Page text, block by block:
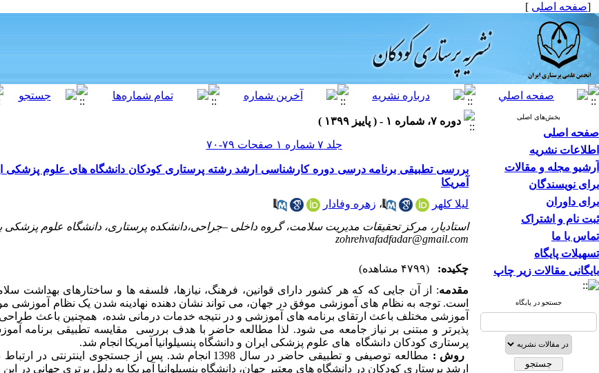
[صفحه اصلی ]
بخش‌های اصلی
صفحه اصلی
اطلاعات نشریه
آرشیو مجله و مقالات
برای نویسندگان
برای داوران
ثبت نام و اشتراک
تماس با ما
تسهیلات پایگاه
بایگانی مقالات زیر چاپ
جستجو در پایگاه
دوره ۷، شماره ۱ - ( پاییز ۱۳۹۹ )
جلد ۷ شماره ۱ صفحات ۷۹-۷۰
بررسی تطبیقی برنامه درسی دوره کارشناسی ارشد رشته پرستاری کودکان دانشگاه های علوم پزشکی
آمریکا
لیلا کلهر
، زهره وفادار
استادیار، مرکز تحقیقات مدیریت سلامت، گروه داخلی –جراحی،دانشکده پرستاری، دانشگاه علوم پزشکی
zohrehvafadfadar@gmail.com
چکیده:
(۴۷۹۹ مشاهده)
مقدمه: از آن جایی که که هر کشور دارای قوانین، فرهنگ، نیازها، فلسفه ها و ساختارهای بهداشت
است. توجه به نظام های آموزشی موفق در جهان، می تواند نشان دهنده نهادینه شدن یک نظام آموزشی
آموزشی مختلف باعث ارتقای برنامه های آموزشی و در نتیجه خدمات درمانی شده، همچنین باعث
پذیرتر و مبتنی بر نیاز جامعه می شود. لذا مطالعه حاضر با هدف بررسی مقایسه تطبیقی برنامه
پرستاری کودکان دانشگاه های علوم پزشکی ایران و دانشگاه پنسیلوانیا آمریکا انجام شد.
روش :
مطالعه توصیفی و تطبیقی حاضر در سال 1398 انجام شد. پس از جستجوی
ارشد پرستاری کودکان در دانشگاه های معتبر جهان، دانشگاه پنسیلوانیا آمریکا به دلیل برتری جهانی در